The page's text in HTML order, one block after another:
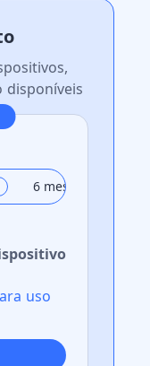
disponíveis
6 meses
uso